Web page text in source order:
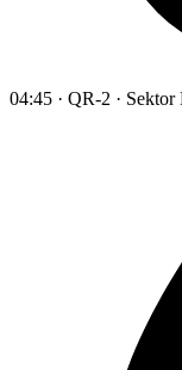
04:45 · QR-2 ·